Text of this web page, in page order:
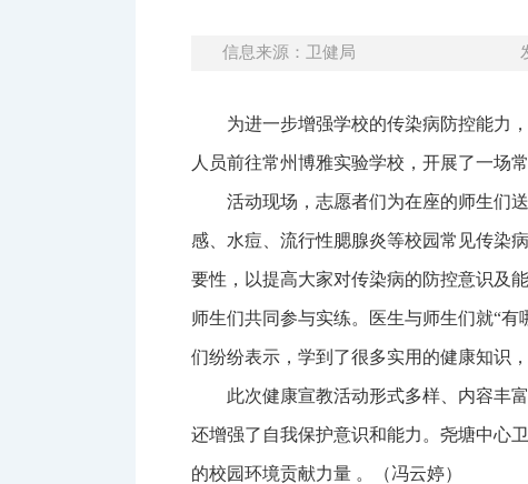
信息来源：卫健局
为进一步增强学校的传染病防控能力
人员前往常州博雅实验学校，开展了一场
活动现场，志愿者们为在座的师生们
感、水痘、流行性腮腺炎等校园常见传染
要性，以提高大家对传染病的防控意识及
师生们共同参与实练。医生与师生们就“
们纷纷表示，学到了很多实用的健康知识
此次健康宣教活动形式多样、内容丰
还增强了自我保护意识和能力。尧塘中心
的校园环境贡献力量 。（冯云婷）